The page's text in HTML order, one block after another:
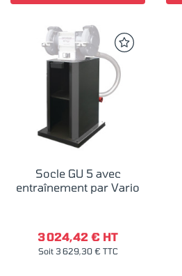
Socle GU 5 avec
entraînement par Vario
3 024,42 € HT
Soit 3 629,30 € TTC